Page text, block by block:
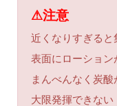
⚠注意
近くなりすぎる
表面にローション
まんべんなく炭
大限発揮できない